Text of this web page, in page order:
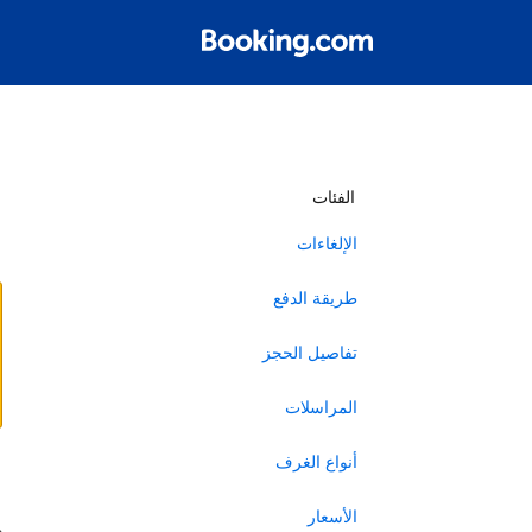
الفئات
الإلغاءات
طريقة الدفع
تفاصيل الحجز
المراسلات
أنواع الغرف
الأسعار